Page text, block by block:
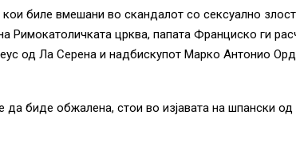
кои биле вмешани во скандалот со сексуално
Римокатоличката црква, папата Франциско ги
од Ла Серена и надбискупот Марко Антонио
биде обжалена, стои во изјавата на шпански од